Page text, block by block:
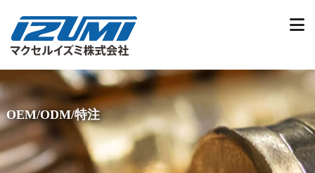
OEM/ODM/特注